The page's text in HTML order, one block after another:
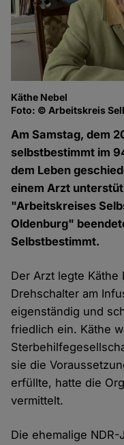
Käthe Nebel
Foto: © Arbeitskreis
Am Samstag, dem
selbstbestimmt im
dem Leben
einem Arzt
"Arbeitskreises
Oldenburg"
Selbstbestimmt.
Der Arzt legte
Drehschalter am
eigenständig und
friedlich ein. Käthe
sie die
erfüllte, hatte die
vermittelt.
Die ehemalige